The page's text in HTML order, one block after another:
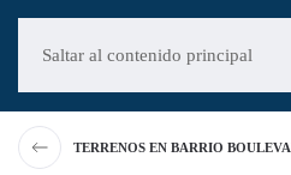
Saltar al contenido principal
TERRENOS EN BARRIO